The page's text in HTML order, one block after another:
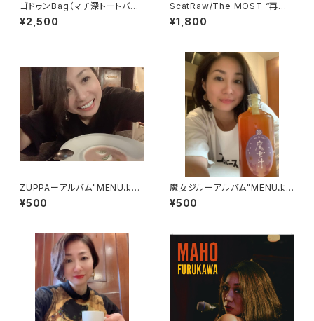
ゴドゥンBag（マチ深トートバッ
グ）
¥2,500
ScatRaw/The MOST “再
春”Live session【購入特典
付】
¥1,800
ZUPPAーアルバム"MENUより
シングルカット版
¥500
魔女ジルーアルバム"MENUより
シングルカット版
¥500